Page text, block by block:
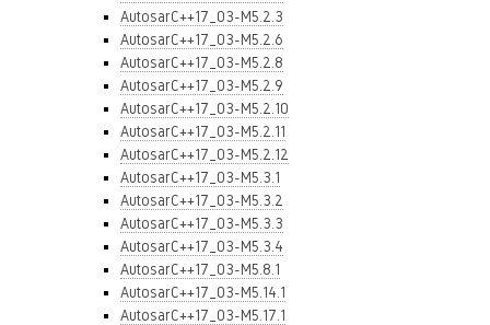
AutosarC++17_03-M5.2.3
AutosarC++17_03-M5.2.6
AutosarC++17_03-M5.2.8
AutosarC++17_03-M5.2.9
AutosarC++17_03-M5.2.10
AutosarC++17_03-M5.2.11
AutosarC++17_03-M5.2.12
AutosarC++17_03-M5.3.1
AutosarC++17_03-M5.3.2
AutosarC++17_03-M5.3.3
AutosarC++17_03-M5.3.4
AutosarC++17_03-M5.8.1
AutosarC++17_03-M5.14.1
AutosarC++17_03-M5.17.1